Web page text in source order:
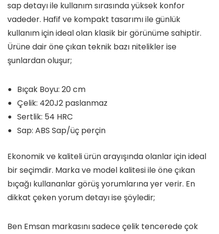
sap detayı ile kullanım sırasında yüksek konfor
vadeder. Hafif ve kompakt tasarımı ile günlük
kullanım için ideal olan klasik bir görünüme sahiptir.
Ürüne dair öne çıkan teknik bazı nitelikler ise
şunlardan oluşur;
Bıçak Boyu: 20 cm
Çelik: 420J2 paslanmaz
Sertlik: 54 HRC
Sap: ABS Sap/üç perçin
Ekonomik ve kaliteli ürün arayışında olanlar için ideal
bir seçimdir. Marka ve model kalitesi ile öne çıkan
bıçağı kullananlar görüş yorumlarına yer verir. En
dikkat çeken yorum detayı ise şöyledir;
Ben Emsan markasını sadece çelik tencerede çok